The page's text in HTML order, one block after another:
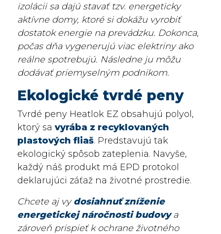
izolácii sa dajú stavať tzv. energeticky
aktívne domy, ktoré si dokážu vyrobiť
dostatok energie na prevádzku. Dokonca,
počas dňa vygenerujú viac elektriny ako
reálne spotrebujú. Následne ju môžu
dodávať priemyselným podnikom.
Ekologické tvrdé peny
Tvrdé peny Heatlok EZ obsahujú polyol,
ktorý sa vyrába z recyklovaných
plastových fliaš. Predstavujú tak
ekologický spôsob zateplenia. Navyše,
každý náš produkt má EPD protokol
deklarujúci záťaž na životné prostredie.
Chcete aj vydosiahnuť zníženie
energetickej náročnosti budovya
zároveň prispieť k ochrane životného